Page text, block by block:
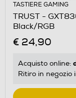
TASTIERE GAMING
TRUST -
Black/RGB
€ 24,90
Acquisto online:
Ritiro in